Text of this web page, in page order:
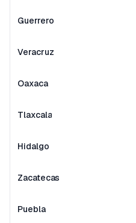
Guerrero
Veracruz
Oaxaca
Tlaxcala
Hidalgo
Zacatecas
Puebla